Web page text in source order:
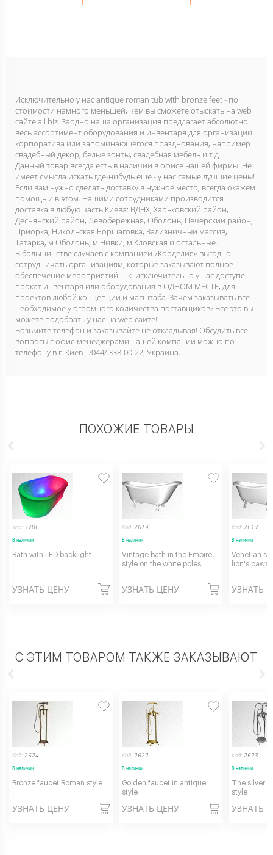
Исключительно у нас antique roman tub with bronze feet - по
стоимости намного меньшей, чем вы сможете отыскать на web
сайте аll biz. Заодно наша организация предлагает абсолютно
весь ассортимент оборудования и инвентаря для организации
корпоратива или запоминающегося празднования, например
свадебный декор, белые зонты, свадебная мебель и т.д.
Данный товар всегда есть в наличии в офисе нашей фирмы. Не
имеет смысла искать где-нибудь еще - у нас самые лучшие цены!
Если вам нужно сделать доставку в нужное место, всегда окажем
помощь и в этом. Нашими сотрудниками производится
доставка в любую часть Киева: ВДНХ, Харьковский район,
Деснянский район, Левобережная, Оболонь, Печерский район,
Приорка, Никольская Борщаговка, Зализничный массив,
Татарка, м Оболонь, м Нивки, м Кловская и остальные.
В большинстве случаев с компанией «Корделия» выгодно
сотрудничать организациям, которые заказывают полное
обеспечение мероприятий. Т.к. исключительно у нас доступен
прокат инвентаря или оборудования в ОДНОМ МЕСТЕ, для
проектов любой концепции и масштаба. Зачем заказывать все
необходимое у огромного количества поставщиков? Все это вы
можете подобрать у нас на web сайте!
Возьмите телефон и заказывайте не откладывая! Обсудить все
вопросы с офис-менеджерами нашей компании можно по
телефону в г. Киев - /044/ 338-00-22, Украина.
ПОХОЖИЕ ТОВАРЫ
Код: 3706
В наличии
Bath with LED backlight
УЗНАТЬ ЦЕНУ
Код: 2619
В наличии
Vintage bath in the Empire
style on the white poles
УЗНАТЬ ЦЕНУ
Код: 2617
В наличии
Venetian
lion's paws
УЗНАТЬ
С ЭТИМ ТОВАРОМ ТАКЖЕ ЗАКАЗЫВАЮТ
Код: 2624
В наличии
Bronze faucet Roman style
УЗНАТЬ ЦЕНУ
Код: 2622
В наличии
Golden faucet in antique
style
УЗНАТЬ ЦЕНУ
Код: 2623
В наличии
The silver
style
УЗНАТЬ